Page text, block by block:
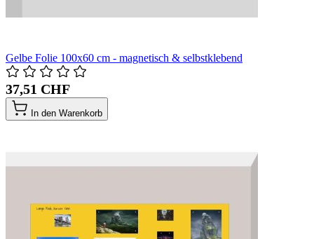
Gelbe Folie 100x60 cm - magnetisch & selbstklebend
37,51 CHF
In den Warenkorb